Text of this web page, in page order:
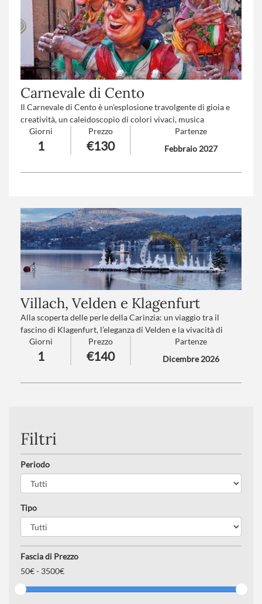
Carnevale di Cento
Il Carnevale di Cento è un’esplosione travolgente di gioia e
creatività, un caleidoscopio di colori vivaci, musica
coinvolgente e sorrisi contagiosi. Qui la tradizione prende
vita in forme sorprendenti, tra carri maestosi e travestimenti
fantasiosi, trasformando ogni cuore in un bambino che si
Trattamento*: Pranzo in ristorante
Giorni
1
Prezzo
€130
Partenze
Febbraio 2027
Villach, Velden e Klagenfurt
Alla scoperta delle perle della Carinzia: un viaggio tra il
fascino di Klagenfurt, l’eleganza di Velden e la vivacità di
Villach!
Numero partecipanti: minimo 20 - massimo 40
Giorni
1
Prezzo
€140
Partenze
Dicembre 2026
Filtri
Periodo
Tipo
Fascia di Prezzo
50€ - 3500€